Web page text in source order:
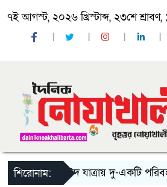
৭ই আগস্ট, ২০২৬ খ্রিস্টাব্দ, ২৩শে শ্রাবণ,
শিরোনাম:‘ঈদ যাত্রায় দু-একটি পরিবহন